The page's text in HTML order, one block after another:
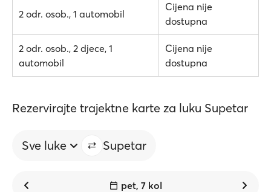
2 odr. osob., 1 automobil
Cijena nije
dostupna
2 odr. osob., 2 djece, 1
automobil
Cijena nije
dostupna
Rezervirajte trajektne karte za luku Supetar
Sve luke Supetar
pet, 7 kol